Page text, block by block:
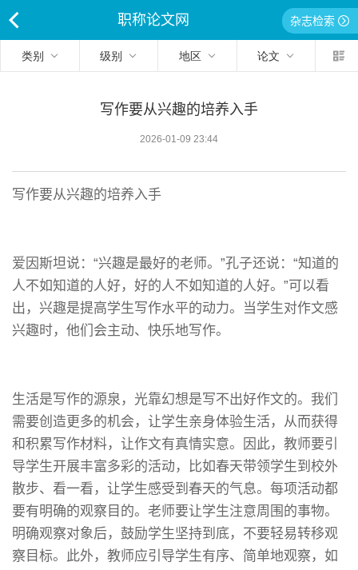
职称论文网 杂志检索
类别 级别 地区 论文
写作要从兴趣的培养入手
2026-01-09 23:44
写作要从兴趣的培养入手
爱因斯坦说：“兴趣是最好的老师。”孔子还说：“知道的
人不如知道的人好，好的人不如知道的人好。”可以看
出，兴趣是提高学生写作水平的动力。当学生对作文感
兴趣时，他们会主动、快乐地写作。
生活是写作的源泉，光靠幻想是写不出好作文的。我们
需要创造更多的机会，让学生亲身体验生活，从而获得
和积累写作材料，让作文有真情实意。因此，教师要引
导学生开展丰富多彩的活动，比如春天带领学生到校外
散步、看一看，让学生感受到春天的气息。每项活动都
要有明确的观察目的。老师要让学生注意周围的事物。
明确观察对象后，鼓励学生坚持到底，不要轻易转移观
察目标。此外，教师应引导学生有序、简单地观察，如